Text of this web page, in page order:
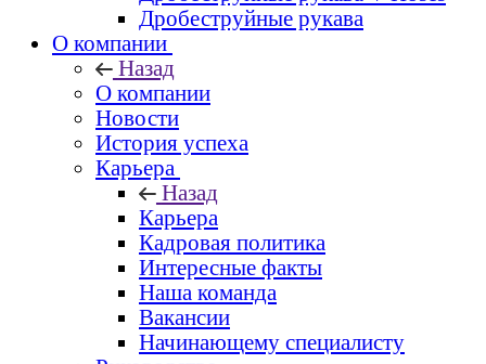
Дробеструйные рукава
О компании
Назад
О компании
Новости
История успеха
Карьера
Назад
Карьера
Кадровая политика
Интересные факты
Наша команда
Вакансии
Начинающему специалисту